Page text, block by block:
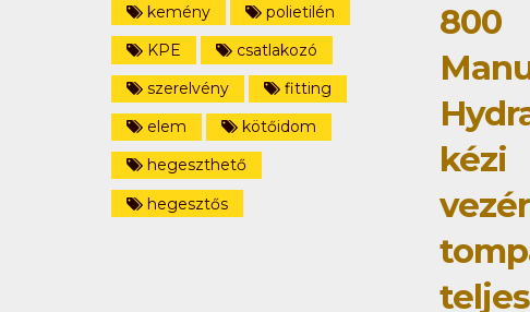
kemény
polietilén
KPE
csatlakozó
szerelvény
fitting
elem
kötőidom
hegeszthető
hegesztős
800
kézi
teljes